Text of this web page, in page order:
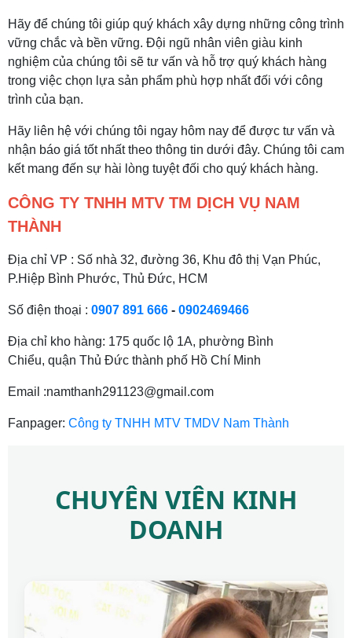
Hãy để chúng tôi giúp quý khách xây dựng những công trình
vững chắc và bền vững. Đội ngũ nhân viên giàu kinh
nghiệm của chúng tôi sẽ tư vấn và hỗ trợ quý khách hàng
trong việc chọn lựa sản phẩm phù hợp nhất đối với công
trình của bạn.
Hãy liên hệ với chúng tôi ngay hôm nay để được tư vấn và
nhận báo giá tốt nhất theo thông tin dưới đây. Chúng tôi cam
kết mang đến sự hài lòng tuyệt đối cho quý khách hàng.
CÔNG TY TNHH MTV TM DỊCH VỤ NAM
THÀNH
Địa chỉ VP : Số nhà 32, đường 36, Khu đô thị Vạn Phúc,
P.Hiệp Bình Phước, Thủ Đức, HCM
Số điện thoại : 0907 891 666 - 0902469466
Địa chỉ kho hàng: 175 quốc lộ 1A, phường Bình
Chiểu, quận Thủ Đức thành phố Hồ Chí Minh
Email :namthanh291123@gmail.com
Fanpager: Công ty TNHH MTV TMDV Nam Thành
CHUYÊN VIÊN KINH
DOANH